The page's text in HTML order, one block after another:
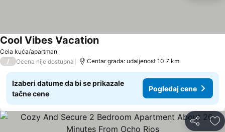
Cela kuća/apartman
Cool Vibes Vacation
/ Ocena nije dostupna Centar grada: udaljenost 10.7 km
Izaberi datume da bi se prikazale
tačne cene
Pogledaj cene
Deli